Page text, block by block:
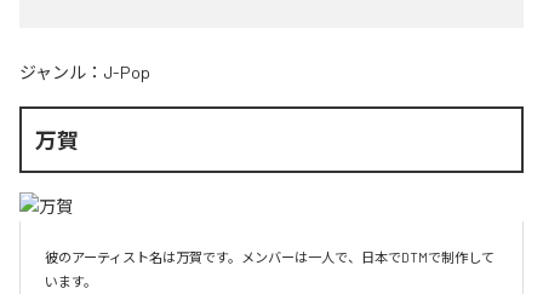
ジャンル： J-Pop
万賀
彼のアーティスト名は万賀です。メンバーは一人で、日本でDTMで制作して
います。